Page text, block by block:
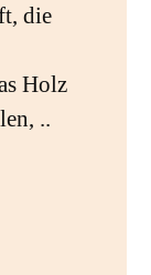
die
Holz
..